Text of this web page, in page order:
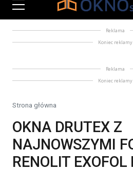
Reklama
Koniec reklamy
Reklama
Koniec reklamy
Strona główna
OKNA DRUTEX Z
NAJNOWSZYMI
RENOLIT EXOFOL